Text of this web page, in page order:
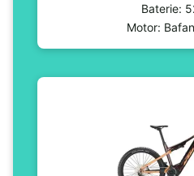
Baterie:
Motor: